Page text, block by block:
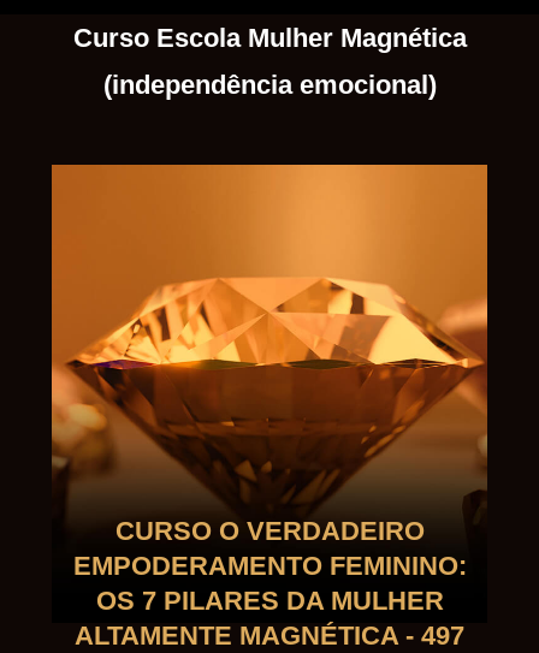
Curso Escola Mulher Magnética
(independência emocional)
CURSO O VERDADEIRO
EMPODERAMENTO FEMININO:
OS 7 PILARES DA MULHER
ALTAMENTE MAGNÉTICA - 497